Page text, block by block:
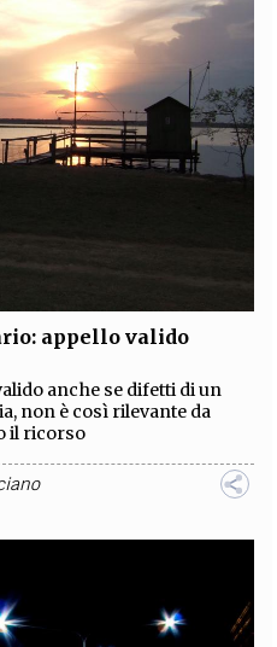
appello valido
anche se difetti di un
non è così rilevante da
il ricorso